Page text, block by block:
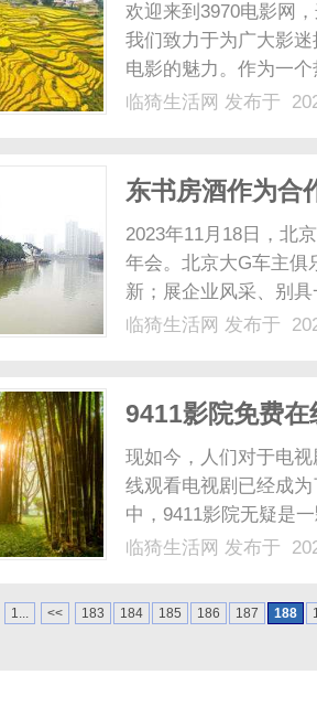
欢迎来到3970电影网
我们致力于为广大影
电影的魅力。作为一
和娱乐性的艺术形式
临猗生活网 发布于
东书房酒作为合
2023年11月18日，北
年会。北京大G车主俱
新；展企业风采、别
主，秉承永远走在公
临猗生活网 发布于
9411影院免费
现如今，人们对于电
线观看电视剧已经成
中，9411影院无疑是
平台，以其丰富的资
畅享优质的影视资源
临猗生活网 发布于
1... << 183 184 185 186 187 188